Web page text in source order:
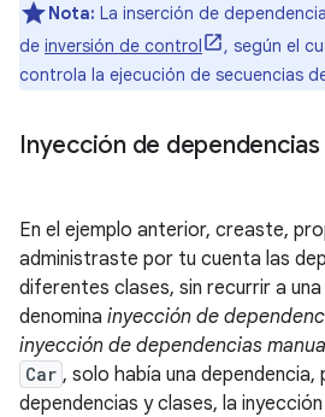
Nota: La inserción de
de inversión de control
, según el
controla la ejecución de secuencias
Inyección de
En el ejemplo anterior, creaste,
administraste por tu cuenta las
diferentes clases, sin recurrir a
denomina inyección de
inyección de dependencias
Car , solo había una dependencia,
dependencias y clases, la